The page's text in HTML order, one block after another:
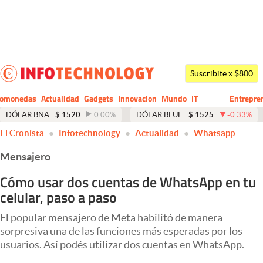
Dólar
Economía y Política
Finanzas y Mercados
Mercados Online
Negocios
Columnistas
Otras secciones
Apertura
Suscribite x $800
Actualidad Gadgets Innovacion Mundo
CIO
IT
Business
DÓLAR BNA $ 1520 0.00% DÓLAR BLUE $ 1525 -0.33%
El Cronista Infotechnology Actualidad Whatsapp
Mensajero
Cómo usar dos cuentas de WhatsApp en tu
celular, paso a paso
El popular mensajero de Meta habilitó de manera
sorpresiva una de las funciones más esperadas por los
usuarios. Así podés utilizar dos cuentas en WhatsApp.